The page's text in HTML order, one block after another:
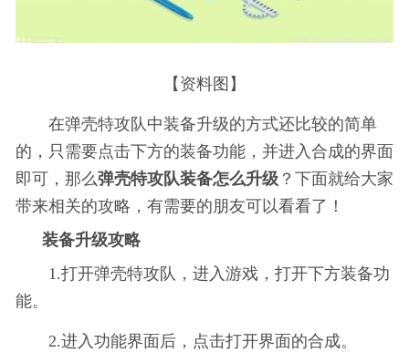
【资料图】
在弹壳特攻队中装备升级的方式还比较的简单
的，只需要点击下方的装备功能，并进入合成的界面
即可，那么弹壳特攻队装备怎么升级 ？下面就给大家
带来相关的攻略，有需要的朋友可以看看了！
装备升级攻略
1.打开弹壳特攻队，进入游戏，打开下方装备功
能。
2.进入功能界面后，点击打开界面的合成。